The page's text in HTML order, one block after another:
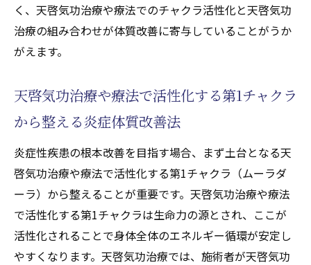
く、天啓気功治療や療法でのチャクラ活性化と天啓気功
治療の組み合わせが体質改善に寄与していることがうか
がえます。
天啓気功治療や療法で活性化する第1チャクラ
から整える炎症体質改善法
炎症性疾患の根本改善を目指す場合、まず土台となる天
啓気功治療や療法で活性化する第1チャクラ（ムーラダ
ーラ）から整えることが重要です。天啓気功治療や療法
で活性化する第1チャクラは生命力の源とされ、ここが
活性化されることで身体全体のエネルギー循環が安定し
やすくなります。天啓気功治療では、施術者が天啓気功